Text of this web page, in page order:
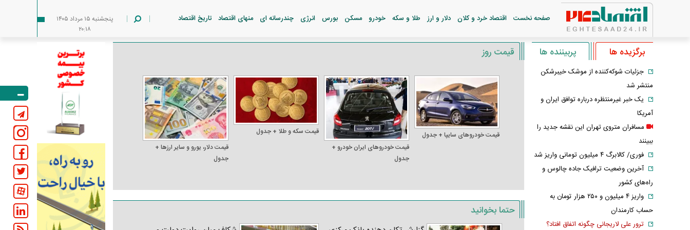
صفحه نخست اقتصاد خرد و کلان دلار و ارز طلا و سکه خودرو مسکن بورس انرژی چندرسانه ای منهای اقتصاد تاریخ اقتصاد
پنجشنبه ۱۵ مرداد ۱۴۰۵
۲۰:۱۸
قیمت روز
قیمت خودرو‌های سایپا + جدول
قیمت خودرو‌های ایران خودرو +
جدول
قیمت سکه و طلا + جدول
قیمت دلار، یورو و سایر ارز‌ها +
جدول
حتما بخوانید
برگزیده ها پربیننده ها
جزئیات شوکه‌کننده از موشک خیبرشکن
منتشر شد
یک خبر غیرمنتظره درباره توافق ایران و
آمریکا
مسافران متروی تهران این نقشه جدید را
ببینند
فوری/ کالابرگ ۴ میلیون تومانی واریز شد
آخرین وضعیت ترافیک جاده چالوس و
راه‌های کشور
واریز ۴ میلیون و ۲۵۰ هزار تومان به
حساب کارمندان
ترور علی لاریجانی چگونه اتفاق افتاد؟